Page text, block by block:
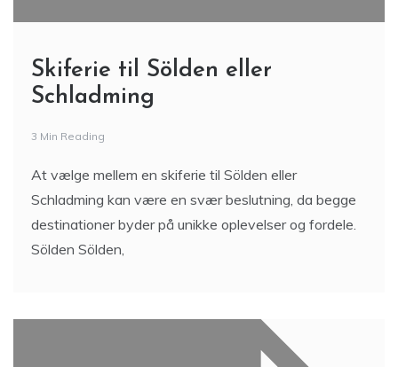
Skiferie til Sölden eller
Schladming
3 Min Reading
At vælge mellem en skiferie til Sölden eller
Schladming kan være en svær beslutning, da begge
destinationer byder på unikke oplevelser og fordele.
Sölden Sölden,